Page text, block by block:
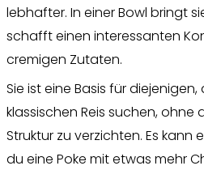
lebhafter. In einer Bowl bringt
schafft einen interessanten
cremigen Zutaten.
Sie ist eine Basis für
klassischen Reis suchen, ohne
Struktur zu verzichten. Es kann
du eine Poke mit etwas mehr